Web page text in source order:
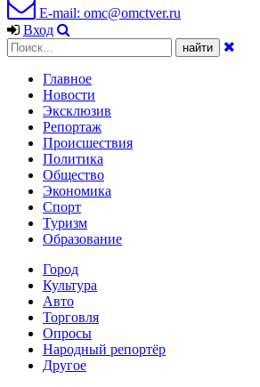
E-mail: omc@omctver.ru
Вход
Главное
Новости
Эксклюзив
Репортаж
Происшествия
Политика
Общество
Экономика
Спорт
Туризм
Образование
Город
Культура
Авто
Торговля
Опросы
Народный репортёр
Другое